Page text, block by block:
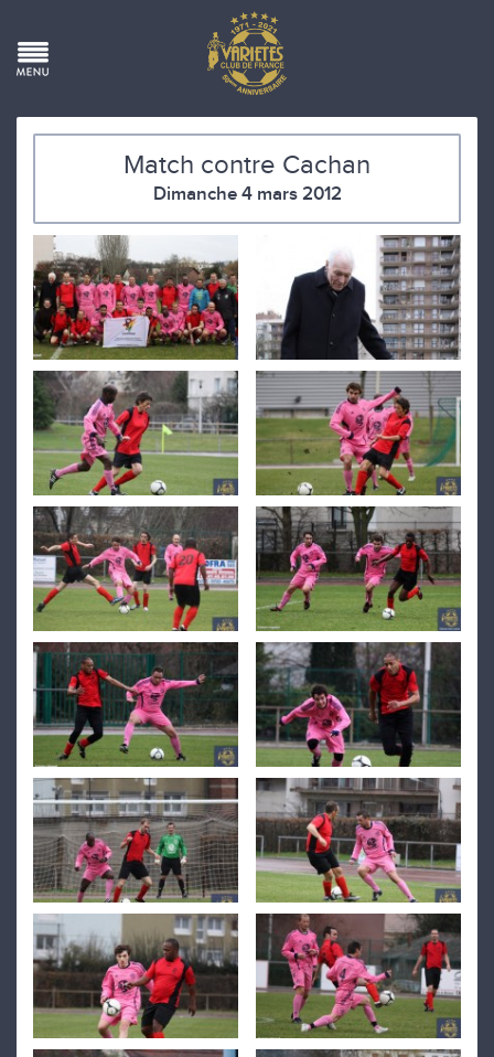
Match contre Cachan
Dimanche 4 mars 2012